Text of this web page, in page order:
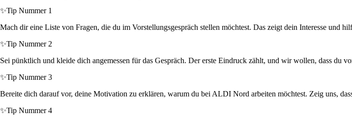
✨Tip Nummer 1
Mach dir eine Liste von Fragen, die du im Vorstellungsgespräch stellen möchtest. Das zeigt dein Interesse und
✨Tip Nummer 2
Sei pünktlich und kleide dich angemessen für das Gespräch. Der erste Eindruck zählt, und wir wollen, dass du
✨Tip Nummer 3
Bereite dich darauf vor, deine Motivation zu erklären, warum du bei ALDI Nord arbeiten möchtest. Zeig uns,
✨Tip Nummer 4